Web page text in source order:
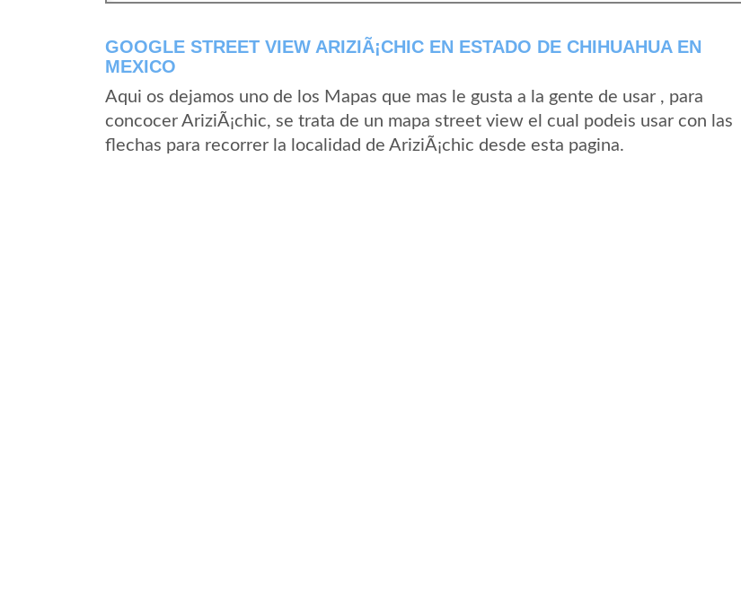
GOOGLE STREET VIEW ARIZIÃ¡CHIC EN ESTADO DE CHIHUAHUA EN
MEXICO
Aqui os dejamos uno de los Mapas que mas le gusta a la gente de usar , para
concocer AriziÃ¡chic, se trata de un mapa street view el cual podeis usar con las
flechas para recorrer la localidad de AriziÃ¡chic desde esta pagina.